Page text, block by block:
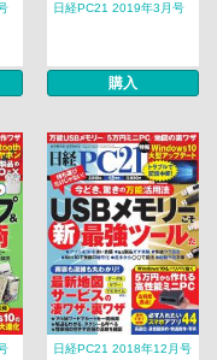
日経PC21 2019年3月号
購入
日経PC21 2018年12月号